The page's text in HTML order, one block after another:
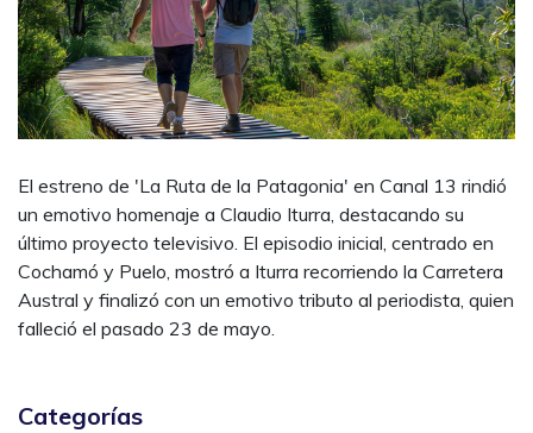
El estreno de 'La Ruta de la Patagonia' en Canal 13 rindió
un emotivo homenaje a Claudio Iturra, destacando su
último proyecto televisivo. El episodio inicial, centrado en
Cochamó y Puelo, mostró a Iturra recorriendo la Carretera
Austral y finalizó con un emotivo tributo al periodista, quien
falleció el pasado 23 de mayo.
Categorías